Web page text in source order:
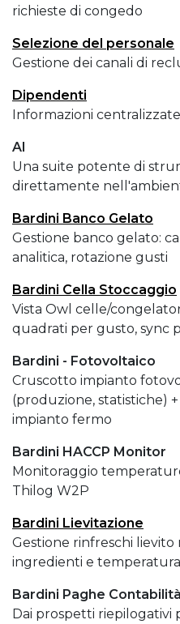
richieste di congedo
Selezione del personale
Gestione dei canali di
Dipendenti
Informazioni
AI
Una suite potente di
direttamente
Bardini Banco Gelato
Gestione banco gelato:
analitica, rotazione gusti
Bardini Cella Stoccaggio
Vista Owl celle/
quadrati per gusto, sync
Bardini - Fotovoltaico
Cruscotto impianto
(produzione, statistiche)
impianto fermo
Bardini HACCP Monitor
Monitoraggio
Thilog W2P
Bardini Lievitazione
Gestione rinfreschi lievito
ingredienti e
Bardini Paghe Contabilità
Dai prospetti riepilogativi